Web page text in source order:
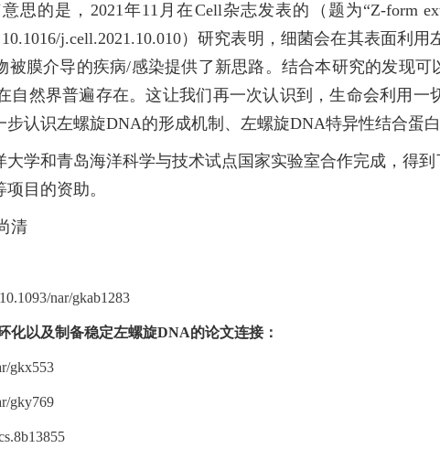
思的是，2021年11月在Cell杂志发表的（题为“Z-form
j.cell.2021.10.010）研究表明，细菌会在其表面利
被膜介导的疾病/感染提供了新思路。结合本研究的发现可
自然界普遍存在。这让我们再一次认识到，生命会利用
认识左螺旋DNA的形成机制、左螺旋DNA特异性结合蛋
大学和青岛海洋科学与技术试点国家实验室合作完成，得
目的资助。
清
nar/gkab1283
化以及制备稳定左螺旋DNA的论文连接：
gkx553
gky769